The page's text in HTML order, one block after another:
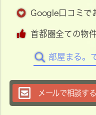
Google口コミで
首都圏全ての物
部屋まる。
メールで相談する